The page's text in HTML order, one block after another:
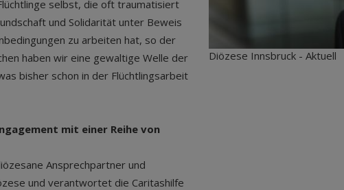
selbst, die oft traumatisiert
und Solidarität unter Beweis
zu arbeiten hat, so der
haben wir eine gewaltige Welle der
bisher schon in der Flüchtlingsarbeit
mit einer Reihe von
Ansprechpartner und
und verantwortet die Caritashilfe
Diözese Innsbruck - Aktuell